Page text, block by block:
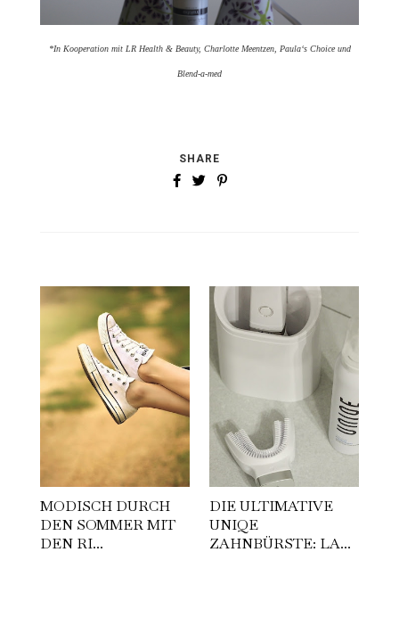
*In Kooperation mit LR Health & Beauty, Charlotte Meentzen, Paula‘s Choice und
Blend-a-med
SHARE
MODISCH DURCH
DEN SOMMER MIT
DEN RI...
DIE ULTIMATIVE
UNIQE
ZAHNBÜRSTE: LA...